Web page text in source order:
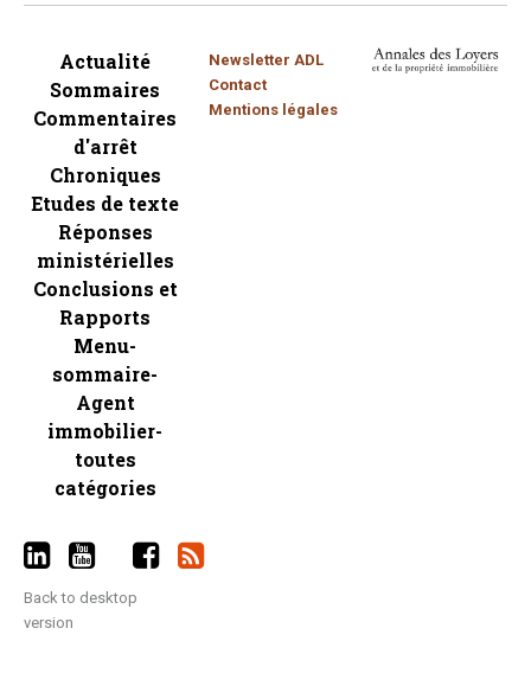
Actualité
Sommaires
Commentaires
d'arrêt
Chroniques
Etudes de texte
Réponses
ministérielles
Conclusions et
Rapports
Menu-
sommaire-
Agent
immobilier-
toutes
catégories
Newsletter ADL
Contact
Mentions légales
Back to desktop
version